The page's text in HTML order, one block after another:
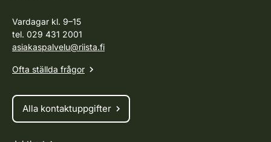
Vardagar kl. 9–15
tel. 029 431 2001
asiakaspalvelu@riista.fi
Ofta ställda frågor
Alla kontaktuppgifter